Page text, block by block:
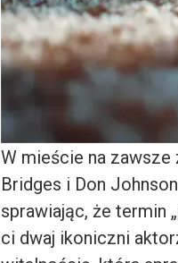
W mieście na zawsze
Bridges i Don
sprawiając, że termin
ci dwaj ikoniczni